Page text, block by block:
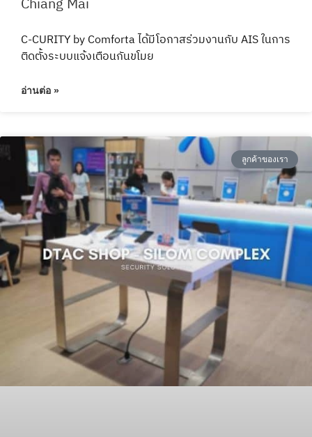
Security Solution : AIS Central Festival
Chiang Mai
ติดตั้งระบบแจ้งเตือนกันขโมย
ลูกค้าของเรา